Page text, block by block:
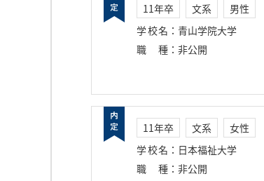
11年卒 文系
男性
学校名 ： 青山学院大学
職種 ： 非公開
11年卒 文系
女性
学校名 ： 日本福祉大学
職種 ： 非公開